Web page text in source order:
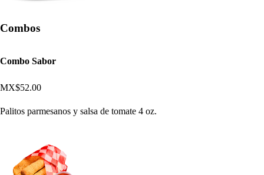
Combos
Combo Sabor
MX$52.00
Palitos parmesanos y salsa de tomate 4 oz.